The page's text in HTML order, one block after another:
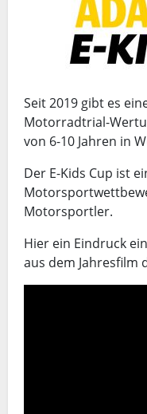
Seit 2019 gibt es
Motorradtrial-
von 6-10 Jahren in
Der E-Kids Cup ist
Motorsportler.
Hier ein Eindruck
aus dem Jahresfilm